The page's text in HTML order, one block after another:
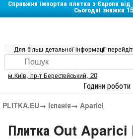
Справжня імпортна плитка з Європи від
Сьогодні знижки
Для більш детальної інформації
м.Київ, пр-т Берестейський, 20
Години роботи
PLITKA.EU→ Іспанія→ Aparici
Плитка Out Aparici